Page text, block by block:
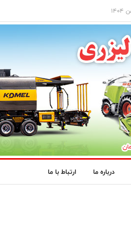
درباره ما ارتباط با ما